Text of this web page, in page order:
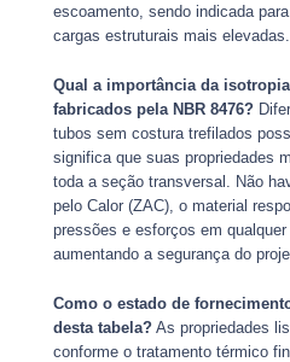
escoamento, sendo indicada
cargas estruturais mais elevadas.
Qual a importância da
fabricados pela NBR 8476?
tubos sem costura trefilados
significa que suas propriedades
toda a seção transversal. Não
pelo Calor (ZAC), o material
pressões e esforços em
aumentando a segurança do
Como o estado de
desta tabela?As propriedades
conforme o tratamento térmico